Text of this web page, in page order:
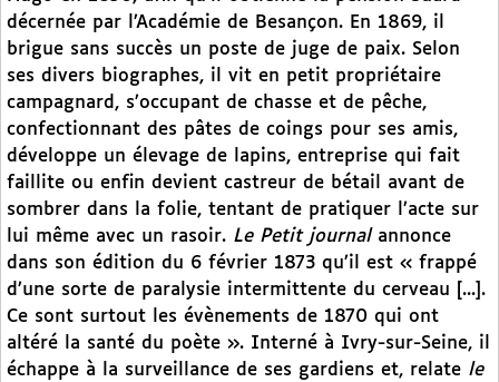
décernée par l’Académie de Besançon. En 1869, il
brigue sans succès un poste de juge de paix. Selon
ses divers biographes, il vit en petit propriétaire
campagnard, s’occupant de chasse et de pêche,
confectionnant des pâtes de coings pour ses amis,
développe un élevage de lapins, entreprise qui fait
faillite ou enfin devient castreur de bétail avant de
sombrer dans la folie, tentant de pratiquer l’acte sur
lui même avec un rasoir. Le Petit journalannonce
dans son édition du 6 février 1873 qu’il est « frappé
d’une sorte de paralysie intermittente du cerveau [...].
Ce sont surtout les évènements de 1870 qui ont
altéré la santé du poète ». Interné à Ivry-sur-Seine, il
échappe à la surveillance de ses gardiens et, relate le